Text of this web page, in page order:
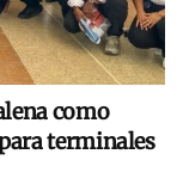
como
terminales